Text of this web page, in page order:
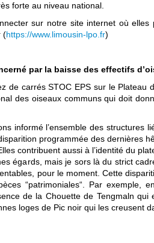
forte au niveau national.
sur notre site internet où
(https://www.limousin-lpo.fr)
par la baisse des effectifs
de carrés STOC EPS sur le
des oiseaux communs qui doit
informé l’ensemble des structures
programmée des dernières
contribuent aussi à l’identité du
égards, mais je sors là du strict
pour le moment. Cette
“patrimoniales“. Par exemple,
de la Chouette de Tengmaln
loges de Pic noir qui les creusent